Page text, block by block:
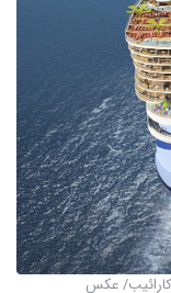
عکس